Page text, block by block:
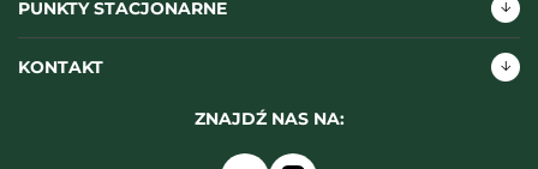
PUNKTY STACJONARNE
KONTAKT
ZNAJDŹ NAS NA: